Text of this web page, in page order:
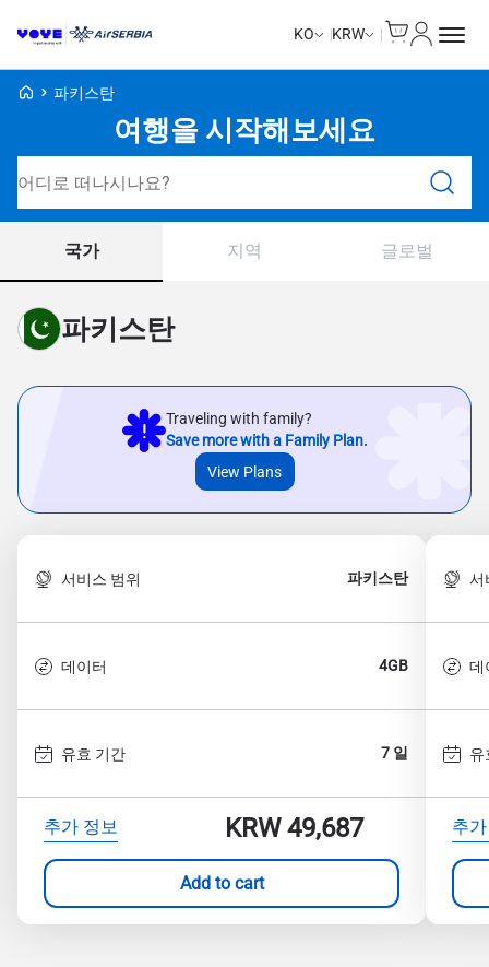
KO KRW
Voye Homepage
파키스탄
여행을 시작해보세요
국가 지역 글로벌
파키스탄
Traveling with family?
Save more with a Family Plan.
View Plans
서비스 범위 파키스탄
데이터 4GB
유효 기간 7 일
추가 정보 KRW 49,687
Add to cart
서
데
유
추